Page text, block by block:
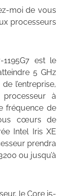
moi de vous
processeurs
est le
5 GHz
de l’entreprise,
à
fréquence de
cœurs de
Intel Iris XE
prendra
ou jusqu’à
le Core i5-